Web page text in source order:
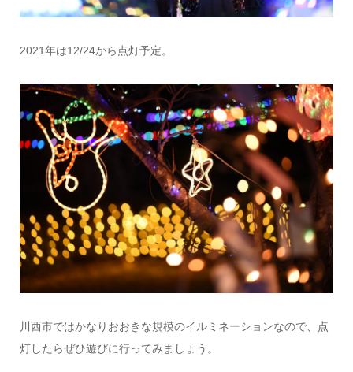
2021年は12/24から点灯予定。
川西市ではかなりおおきな規模のイルミネーションなので、点
灯したらぜひ遊びに行ってみましょう。